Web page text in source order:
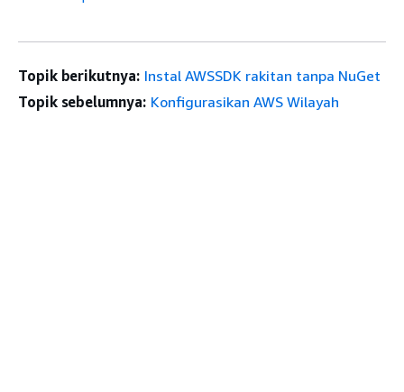
Topik berikutnya: Instal AWSSDK rakitan tanpa NuGet
Topik sebelumnya: Konfigurasikan AWS Wilayah